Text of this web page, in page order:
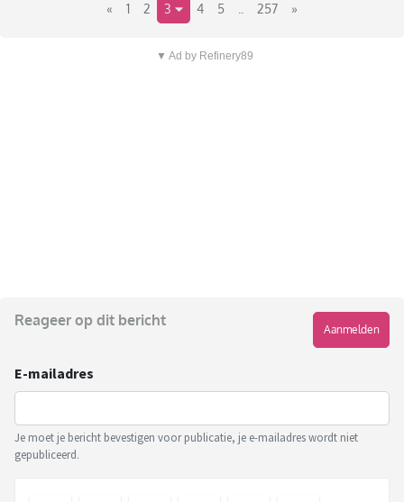
« 1 2 3 4 5 257 »
▼ Ad by Refinery89
Reageer op dit bericht
Aanmelden
E-mailadres
Je moet je bericht bevestigen voor publicatie, je e-mailadres wordt niet
gepubliceerd.